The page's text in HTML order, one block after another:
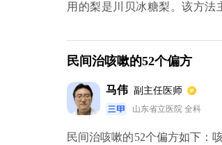
用的梨是川贝冰糖梨。该方
民间治咳嗽的52个偏方
马伟 副主任医师
山东省立医院 全科
民间治咳嗽的52个偏方如下：